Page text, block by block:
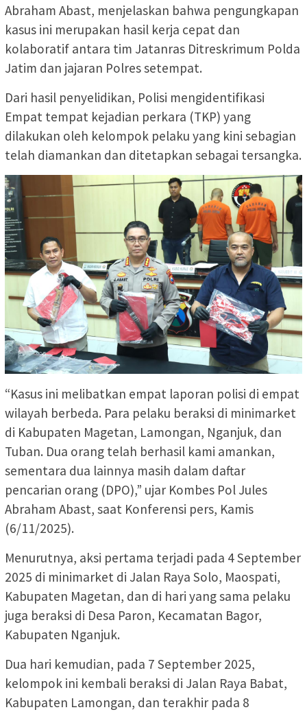
Abraham Abast, menjelaskan bahwa pengungkapan
kasus ini merupakan hasil kerja cepat dan
kolaboratif antara tim Jatanras Ditreskrimum Polda
Jatim dan jajaran Polres setempat.
Dari hasil penyelidikan, Polisi mengidentifikasi
Empat tempat kejadian perkara (TKP) yang
dilakukan oleh kelompok pelaku yang kini sebagian
telah diamankan dan ditetapkan sebagai tersangka.
“Kasus ini melibatkan empat laporan polisi di empat
wilayah berbeda. Para pelaku beraksi di minimarket
di Kabupaten Magetan, Lamongan, Nganjuk, dan
Tuban. Dua orang telah berhasil kami amankan,
sementara dua lainnya masih dalam daftar
pencarian orang (DPO),” ujar Kombes Pol Jules
Abraham Abast, saat Konferensi pers, Kamis
(6/11/2025).
Menurutnya, aksi pertama terjadi pada 4 September
2025 di minimarket di Jalan Raya Solo, Maospati,
Kabupaten Magetan, dan di hari yang sama pelaku
juga beraksi di Desa Paron, Kecamatan Bagor,
Kabupaten Nganjuk.
Dua hari kemudian, pada 7 September 2025,
kelompok ini kembali beraksi di Jalan Raya Babat,
Kabupaten Lamongan, dan terakhir pada 8